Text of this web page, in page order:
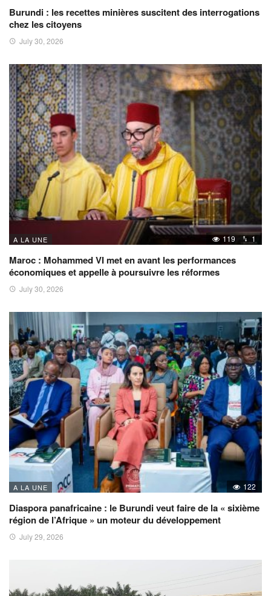
Burundi : les recettes minières suscitent des interrogations
chez les citoyens
July 30, 2026
A LA UNE 119 1
Maroc : Mohammed VI met en avant les performances
économiques et appelle à poursuivre les réformes
July 30, 2026
A LA UNE 122
Diaspora panafricaine : le Burundi veut faire de la « sixième
région de l’Afrique » un moteur du développement
July 29, 2026